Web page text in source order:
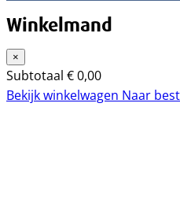
Winkelmand
×
Subtotaal €0,00
Bekijk winkelwagen Naar